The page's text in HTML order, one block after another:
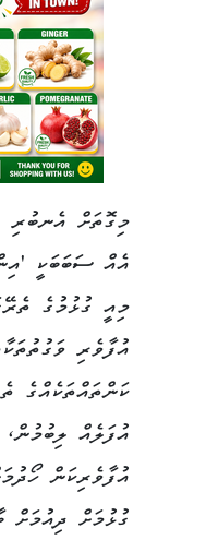
މިގޮތަށް އެނބުރި
އެއް ސަބަބަކީ
މިއީ ގުޅުމުގެ
އުފާވެރި
ކަންތައްތަކެއްގެ
އުފަލެއް
އުފާވެރިކަން
ގުޅުމަށް ދިއުމަށް